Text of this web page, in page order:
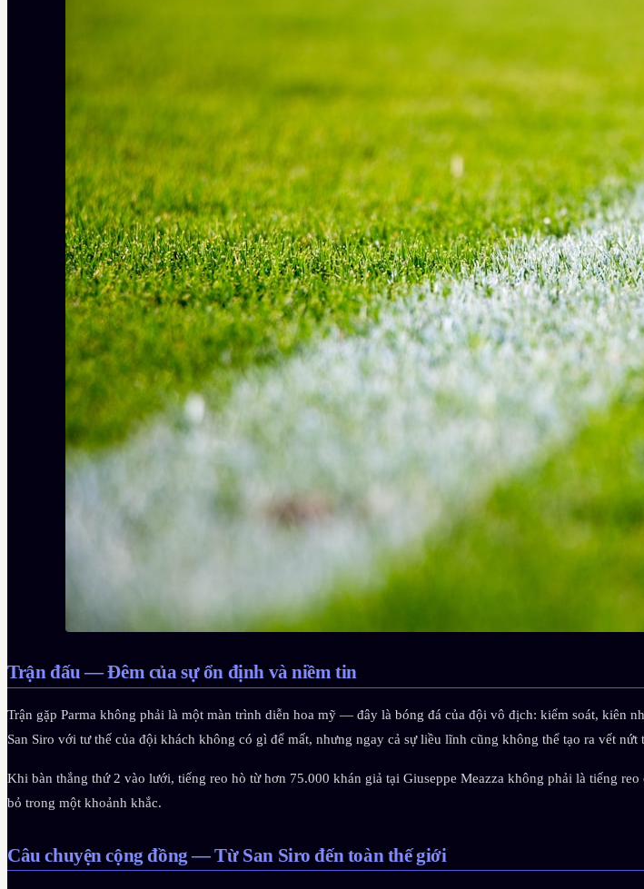
Trận đấu — Đêm của sự ổn định và niềm tin
Trận gặp Parma không phải là một màn trình diễn hoa mỹ — đây là bóng đá của đội vô địch: kiểm soát, kiên
San Siro với tư thế của đội khách không có gì để mất, nhưng ngay cả sự liều lĩnh cũng không thể tạo ra vết
Khi bàn thắng thứ 2 vào lưới, tiếng reo hò từ hơn 75.000 khán giả tại Giuseppe Meazza không phải là tiếng
bỏ trong một khoảnh khắc.
Câu chuyện cộng đồng — Từ San Siro đến toàn thế giới